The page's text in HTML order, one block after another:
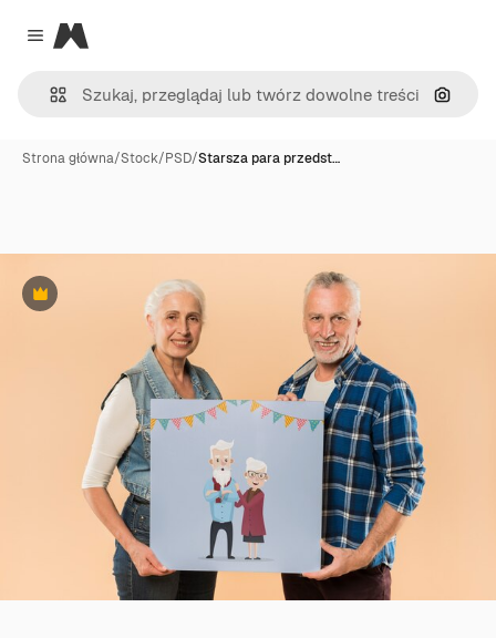
Close menu
Magnific
Szukaj
Strona główna/Stock/PSD/Starsza para przedst…
Premium